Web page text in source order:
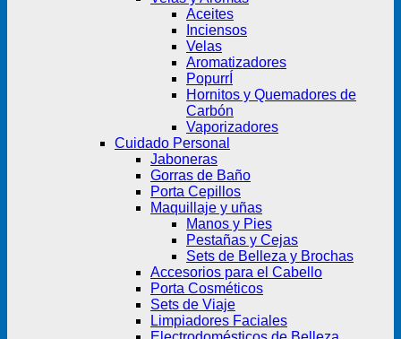
Aceites
Inciensos
Velas
Aromatizadores
PopurrÍ
Hornitos y Quemadores de
Carbón
Vaporizadores
Cuidado Personal
Jaboneras
Gorras de Baño
Porta Cepillos
Maquillaje y uñas
Manos y Pies
Pestañas y Cejas
Sets de Belleza y Brochas
Accesorios para el Cabello
Porta Cosméticos
Sets de Viaje
Limpiadores Faciales